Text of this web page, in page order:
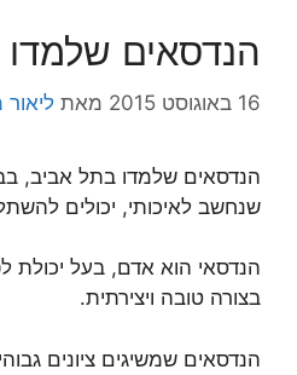
הנדסאים
16 באוגוסט 2015 מאת ליאור
הנדסאים שלמדו בתל אביב,
שנחשב לאיכותי, יכולים
הנדסאי הוא אדם, בעל יכולת
בצורה טובה ויצירתית.
הנדסאים שמשיגים ציונים